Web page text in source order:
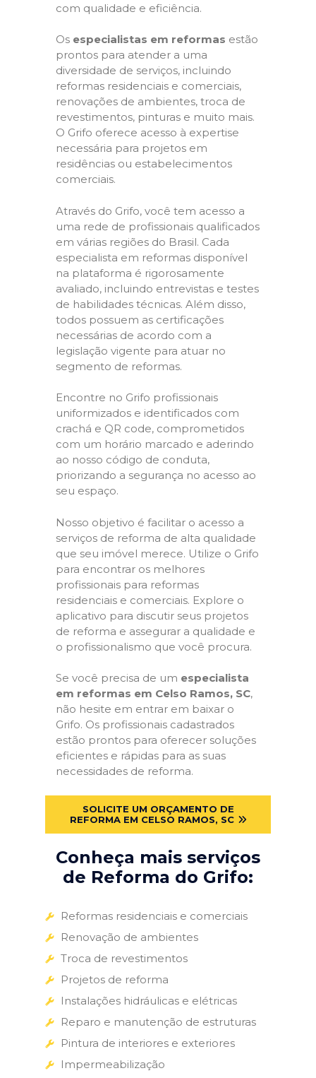
com qualidade e eficiência.
Os especialistas em reformas estão
prontos para atender a uma
diversidade de serviços, incluindo
reformas residenciais e comerciais,
renovações de ambientes, troca de
revestimentos, pinturas e muito mais.
O Grifo oferece acesso à expertise
necessária para projetos em
residências ou estabelecimentos
comerciais.
Através do Grifo, você tem acesso a
uma rede de profissionais qualificados
em várias regiões do Brasil. Cada
especialista em reformas disponível
na plataforma é rigorosamente
avaliado, incluindo entrevistas e testes
de habilidades técnicas. Além disso,
todos possuem as certificações
necessárias de acordo com a
legislação vigente para atuar no
segmento de reformas.
Encontre no Grifo profissionais
uniformizados e identificados com
crachá e QR code, comprometidos
com um horário marcado e aderindo
ao nosso código de conduta,
priorizando a segurança no acesso ao
seu espaço.
Nosso objetivo é facilitar o acesso a
serviços de reforma de alta qualidade
que seu imóvel merece. Utilize o Grifo
para encontrar os melhores
profissionais para reformas
residenciais e comerciais. Explore o
aplicativo para discutir seus projetos
de reforma e assegurar a qualidade e
o profissionalismo que você procura.
Se você precisa de um especialista
em reformas em Celso Ramos, SC,
não hesite em entrar em baixar o
Grifo. Os profissionais cadastrados
estão prontos para oferecer soluções
eficientes e rápidas para as suas
necessidades de reforma.
SOLICITE UM ORÇAMENTO DE
REFORMA EM CELSO RAMOS, SC
Conheça mais serviços
de Reforma do Grifo:
Reformas residenciais e comerciais
Renovação de ambientes
Troca de revestimentos
Projetos de reforma
Instalações hidráulicas e elétricas
Reparo e manutenção de estruturas
Pintura de interiores e exteriores
Impermeabilização